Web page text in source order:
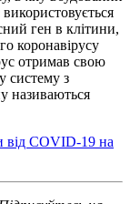
ген в клітини,
коронавірусу
отримав свою
систему з
називаються
від COVID-19 на